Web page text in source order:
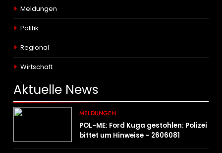
Meldungen
Politik
Regional
Wirtschaft
Aktuelle News
MELDUNGEN
POL-ME: Ford Kuga gestohlen: Polizei
bittet um Hinweise – 2606081